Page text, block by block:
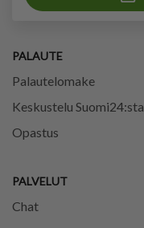
PALAUTE
Palautelomake
Keskustelu Suomi24:sta
Opastus
PALVELUT
Chat